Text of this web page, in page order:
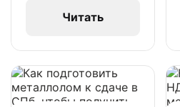
Читать